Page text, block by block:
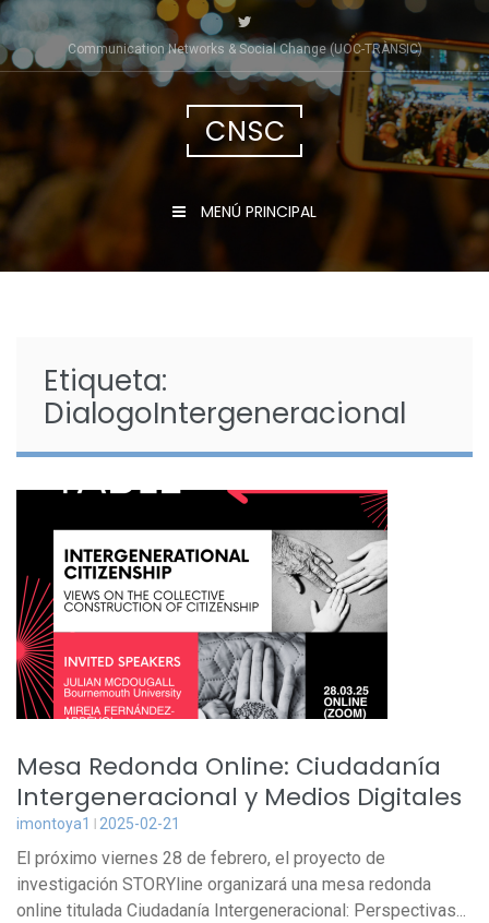
Saltar
al
contenido
Communication Networks & Social Change (UOC-TRÀNSIC)
CNSC
MENÚ PRINCIPAL
Etiqueta:
DialogoIntergeneracional
Mesa Redonda Online: Ciudadanía
Intergeneracional y Medios Digitales
imontoya1 2025-02-21
El próximo viernes 28 de febrero, el proyecto de
investigación STORYline organizará una mesa redonda
online titulada Ciudadanía Intergeneracional: Perspectivas...